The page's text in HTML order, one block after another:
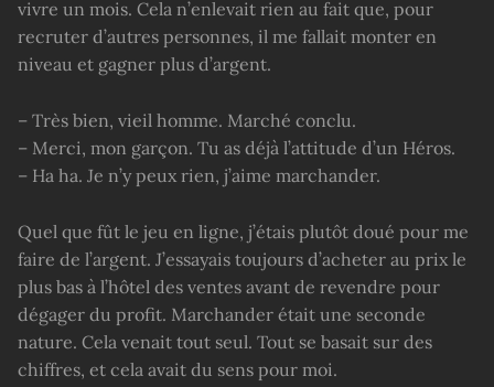
vivre un mois. Cela n’enlevait rien au fait que, pour
recruter d’autres personnes, il me fallait monter en
niveau et gagner plus d’argent.
– Très bien, vieil homme. Marché conclu.
– Merci, mon garçon. Tu as déjà l’attitude d’un Héros.
– Ha ha. Je n’y peux rien, j’aime marchander.
Quel que fût le jeu en ligne, j’étais plutôt doué pour me
faire de l’argent. J’essayais toujours d’acheter au prix le
plus bas à l’hôtel des ventes avant de revendre pour
dégager du profit. Marchander était une seconde
nature. Cela venait tout seul. Tout se basait sur des
chiffres, et cela avait du sens pour moi.